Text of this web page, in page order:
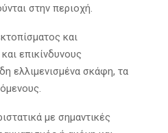
στην περιοχή.
και
επικίνδυνους
ελλιμενισμένα σκάφη, τα
με σημαντικές